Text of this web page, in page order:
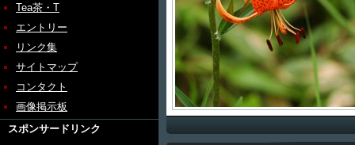
Tea茶・T
エントリー
リンク集
サイトマップ
コンタクト
画像掲示板
スポンサードリンク